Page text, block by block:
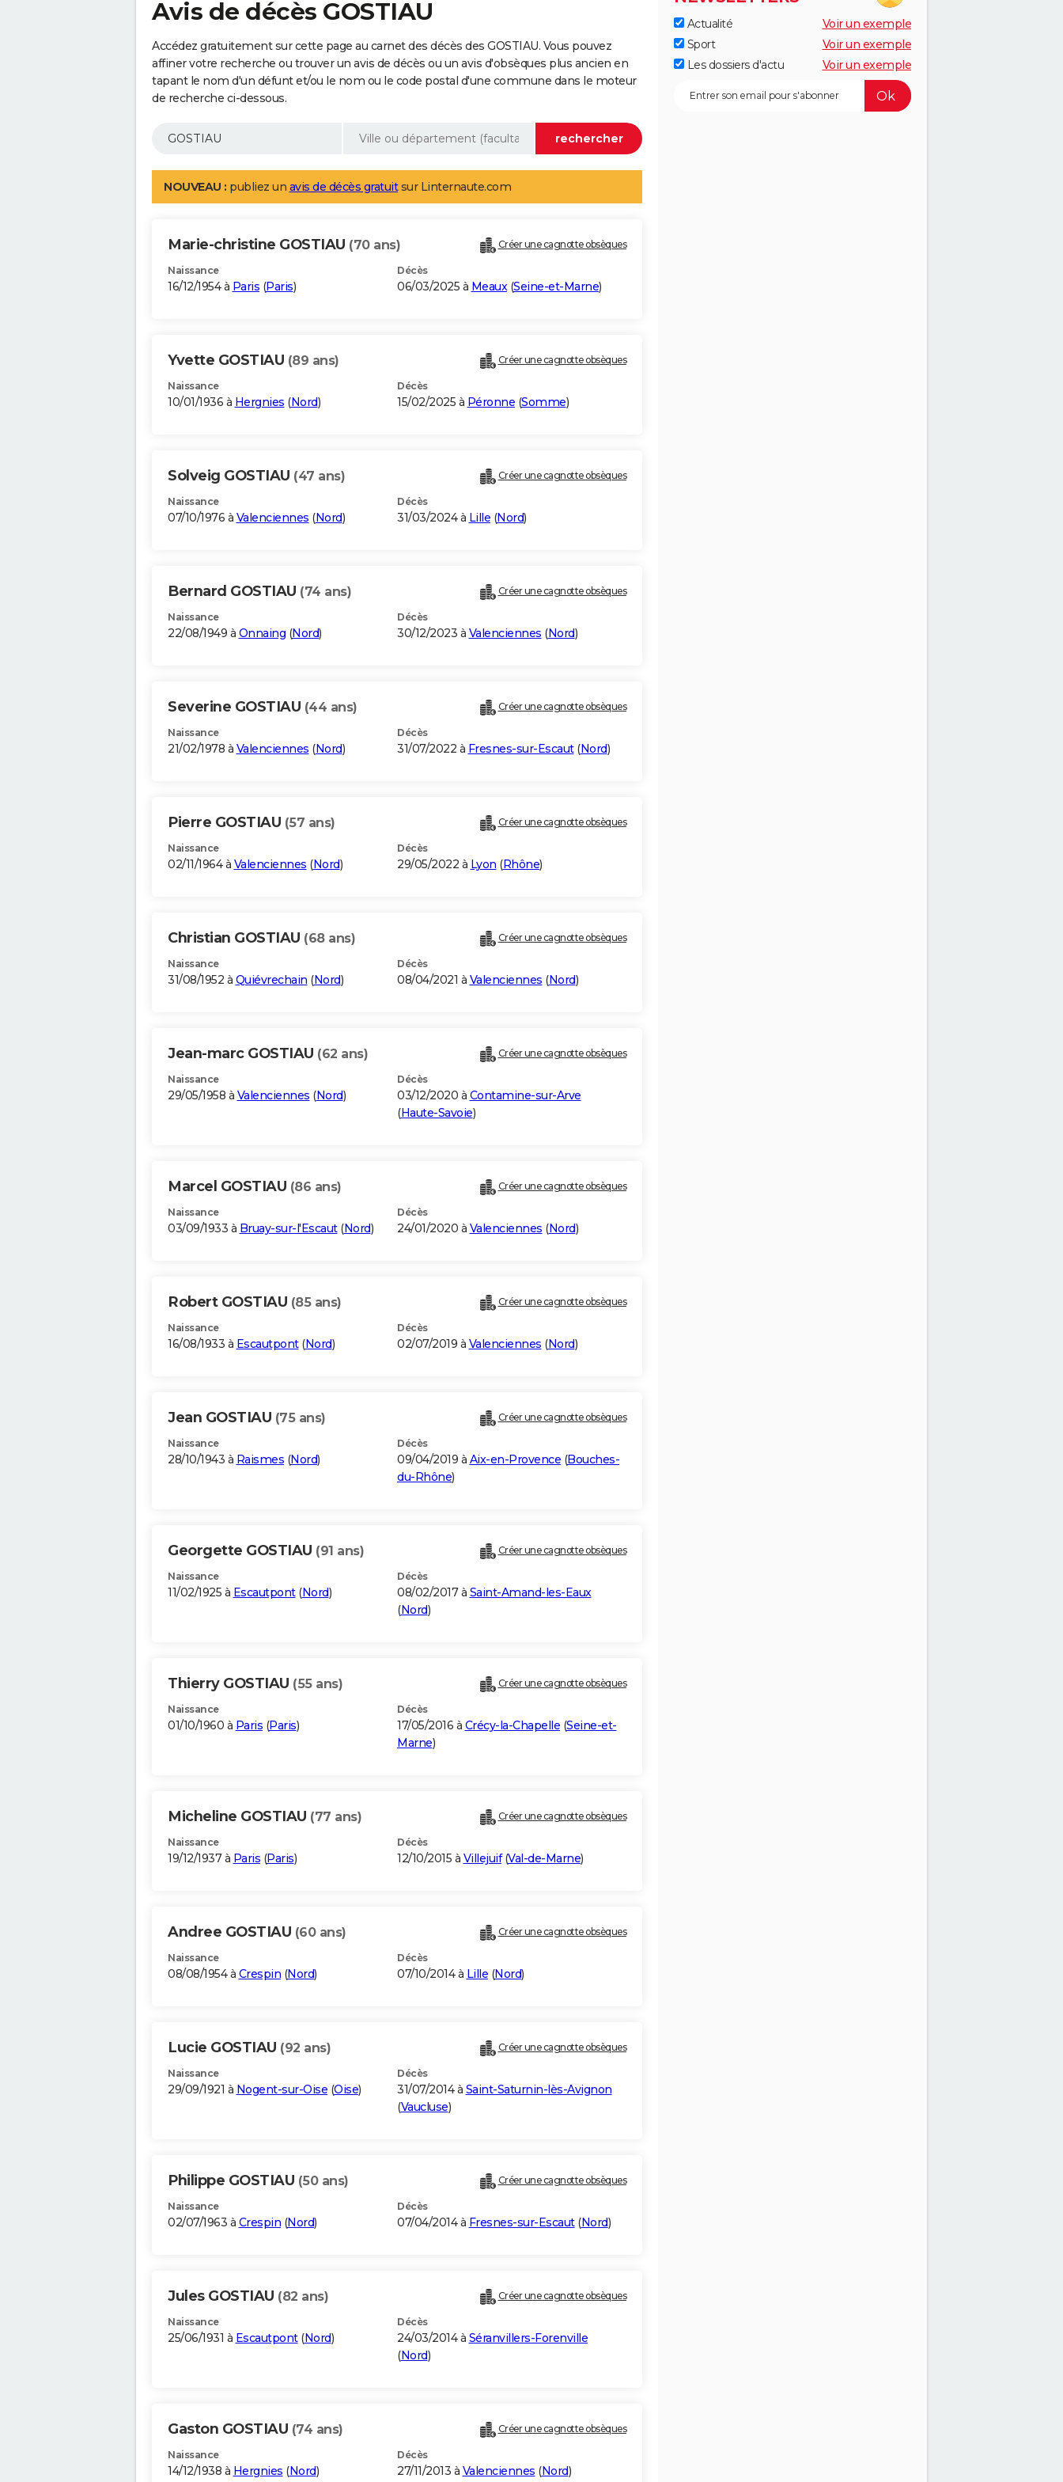
Avis de décès GOSTIAU
Accédez gratuitement sur cette page au carnet des décès des GOSTIAU. Vous pouvez
affiner votre recherche ou trouver un avis de décès ou un avis d'obsèques plus ancien en
tapant le nom d'un défunt et/ou le nom ou le code postal d'une commune dans le moteur
de recherche ci-dessous.
NOUVEAU : publiez un avis de décès gratuitsur Linternaute.com
Marie-christine GOSTIAU (70 ans) Créer une cagnotte obsèques
Naissance
16/12/1954 à Paris (Paris)
Décès
06/03/2025 à Meaux(Seine-et-Marne)
Yvette GOSTIAU (89 ans) Créer une cagnotte obsèques
Naissance
10/01/1936 à Hergnies (Nord)
Décès
15/02/2025 à Péronne (Somme)
Solveig GOSTIAU (47 ans) Créer une cagnotte obsèques
Naissance
07/10/1976 à Valenciennes (Nord)
Décès
31/03/2024 à Lille (Nord)
Bernard GOSTIAU (74 ans) Créer une cagnotte obsèques
Naissance
22/08/1949 à Onnaing (Nord)
Décès
30/12/2023 à Valenciennes (Nord)
Severine GOSTIAU (44 ans) Créer une cagnotte obsèques
Naissance
21/02/1978 à Valenciennes (Nord)
Décès
31/07/2022 à Fresnes-sur-Escaut(Nord)
Pierre GOSTIAU (57 ans) Créer une cagnotte obsèques
Naissance
02/11/1964 à Valenciennes (Nord)
Décès
29/05/2022 à Lyon (Rhône)
Christian GOSTIAU (68 ans) Créer une cagnotte obsèques
Naissance
31/08/1952 à Quiévrechain (Nord)
Décès
08/04/2021 à Valenciennes (Nord)
Jean-marc GOSTIAU (62 ans) Créer une cagnotte obsèques
Naissance
29/05/1958 à Valenciennes (Nord)
Décès
03/12/2020 à Contamine-sur-Arve
(Haute-Savoie)
Marcel GOSTIAU (86 ans) Créer une cagnotte obsèques
Naissance
03/09/1933 à Bruay-sur-l'Escaut(Nord)
Décès
24/01/2020 à Valenciennes (Nord)
Robert GOSTIAU (85 ans) Créer une cagnotte obsèques
Naissance
16/08/1933 à Escautpont(Nord)
Décès
02/07/2019 à Valenciennes (Nord)
Jean GOSTIAU (75 ans) Créer une cagnotte obsèques
Naissance
28/10/1943 à Raismes (Nord)
Décès
09/04/2019 à Aix-en-Provence (Bouches-
du-Rhône)
Georgette GOSTIAU (91 ans) Créer une cagnotte obsèques
Naissance
11/02/1925 à Escautpont(Nord)
Décès
08/02/2017 à Saint-Amand-les-Eaux
(Nord)
Thierry GOSTIAU (55 ans) Créer une cagnotte obsèques
Naissance
01/10/1960 à Paris (Paris)
Décès
17/05/2016 à Crécy-la-Chapelle (Seine-et-
Marne)
Micheline GOSTIAU (77 ans) Créer une cagnotte obsèques
Naissance
19/12/1937 à Paris (Paris)
Décès
12/10/2015 à Villejuif(Val-de-Marne)
Andree GOSTIAU (60 ans) Créer une cagnotte obsèques
Naissance
08/08/1954 à Crespin (Nord)
Décès
07/10/2014 à Lille (Nord)
Lucie GOSTIAU (92 ans) Créer une cagnotte obsèques
Naissance
29/09/1921 à Nogent-sur-Oise (Oise)
Décès
31/07/2014 à Saint-Saturnin-lès-Avignon
(Vaucluse)
Philippe GOSTIAU (50 ans) Créer une cagnotte obsèques
Naissance
02/07/1963 à Crespin (Nord)
Décès
07/04/2014 à Fresnes-sur-Escaut(Nord)
Jules GOSTIAU (82 ans) Créer une cagnotte obsèques
Naissance
25/06/1931 à Escautpont(Nord)
Décès
24/03/2014 à Séranvillers-Forenville
(Nord)
Gaston GOSTIAU (74 ans) Créer une cagnotte obsèques
Naissance
14/12/1938 à Hergnies (Nord)
Décès
27/11/2013 à Valenciennes (Nord)
Actualité
Voir un exemple
Sport
Voir un exemple
Les dossiers d'actu
Voir un exemple